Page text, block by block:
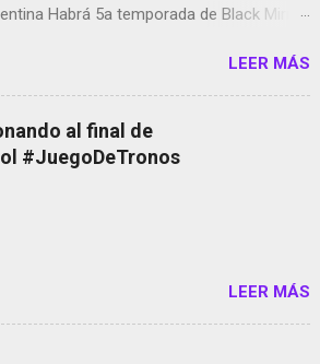
Habrá 5a temporada de Black Mirror
vídeo selfies en la red social Riddley
película Francisco regaña a los que usan
de la Tierra Media GoBee - StartUp
en Instagram Vodafone: me siento
yo, chingas tu... http://amzn.to/2z1UkPK
LEER MÁS
al final de
#JuegoDeTronos
LEER MÁS